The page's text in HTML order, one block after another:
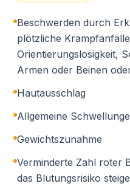
Beschwerden durch
plötzliche
Orientierungslosigkeit,
Armen oder Beinen
Hautausschlag
Allgemeine
Gewichtszunahme
Verminderte Zahl roter
das Blutungsrisiko